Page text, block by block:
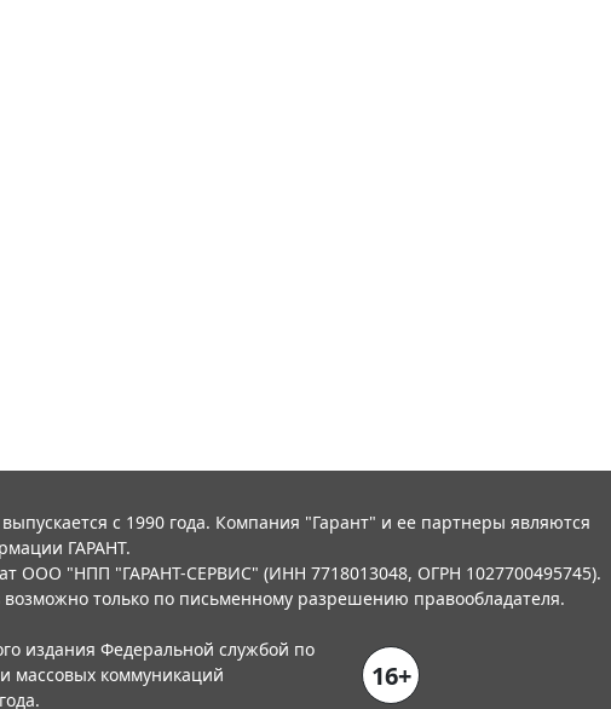
с 1990 года. Компания "Гарант" и ее партнеры являются
ГАРАНТ.
ООО "НПП "ГАРАНТ-СЕРВИС" (ИНН 7718013048, ОГРН 1027700495745).
только по письменному разрешению правообладателя.
издания Федеральной службой по
массовых коммуникаций
16+